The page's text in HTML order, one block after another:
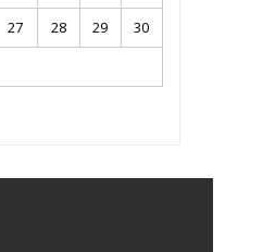
27 28 29
30